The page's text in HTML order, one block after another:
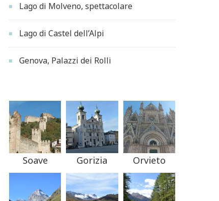
Lago di Molveno, spettacolare
Lago di Castel dell’Alpi
Genova, Palazzi dei Rolli
Soave Gorizia Orvieto